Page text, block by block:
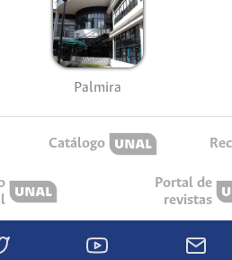
Palmira
Catálogo
Portal de
revistas